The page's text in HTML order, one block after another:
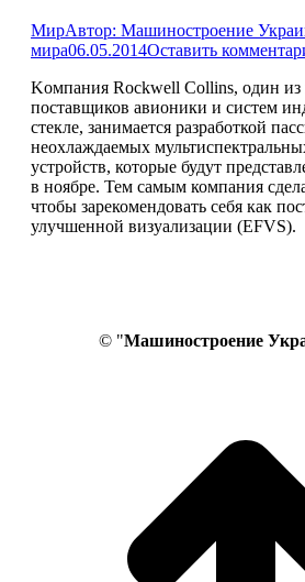
МирАвтор: Машиностроение
мира06.05.2014Оставить
Kомпания Rockwell Collins, один
поставщиков авионики и систем
стекле, занимается разработкой
неохлаждаемых
устройств, которые будут
в ноябре. Тем самым компания
чтобы зарекомендовать себя как
улучшенной визуализации (EFVS).
© "Машиностроение